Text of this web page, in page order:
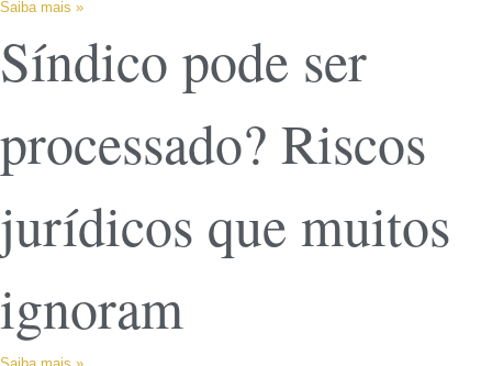
Saiba mais »
Síndico pode ser
processado? Riscos
jurídicos que muitos
ignoram